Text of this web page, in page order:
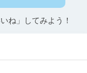
ね」してみよう！